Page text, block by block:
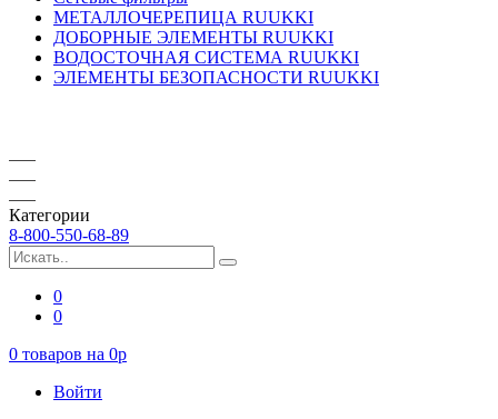
МЕТАЛЛОЧЕРЕПИЦА RUUKKI
ДОБОРНЫЕ ЭЛЕМЕНТЫ RUUKKI
ВОДОСТОЧНАЯ СИСТЕМА RUUKKI
ЭЛЕМЕНТЫ БЕЗОПАСНОСТИ RUUKKI
Категории
8-800-550-68-89
0
0
0 товаров на 0p
Войти